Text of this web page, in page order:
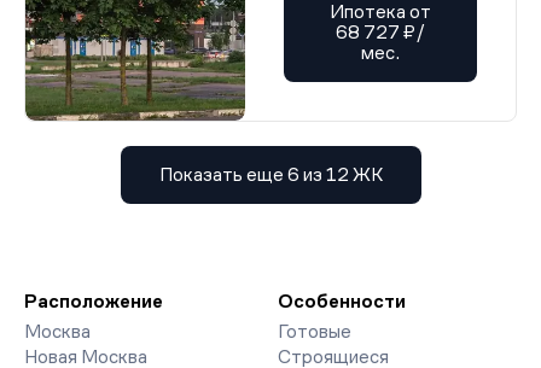
Ипотека от
68 727 ₽/
мес.
Показать еще 6 из 12 ЖК
Расположение
Москва
Новая Москва
Особенности
Готовые
Строящиеся